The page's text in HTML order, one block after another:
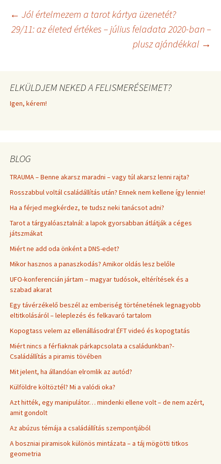
e
r
)
o
k
Bejegyzés
← Jól értelmezem a tarot kártya üzenetét?
29/11: az életed értékes – július feladata 2020-ban –
plusz ajándékkal →
ELKÜLDJEM NEKED A FELISMERÉSEIMET?
Igen, kérem!
BLOG
TRAUMA – Benne akarsz maradni – vagy túl akarsz lenni rajta?
Rosszabbul voltál családállítás után? Ennek nem kellene így lennie!
Ha a férjed megkérdez, te tudsz neki tanácsot adni?
Tarot a tárgyalóasztalnál: a lapok gyorsabban átlátják a céges
játszmákat
Miért ne add oda önként a DNS-edet?
Mikor hasznos a panaszkodás? Amikor oldás lesz belőle
UFO-konferencián jártam – magyar tudósok, eltérítések és a
szabad akarat
Egy távérzékelő beszél az emberiség történetének legnagyobb
eltitkolásáról – leleplezés és felkavaró tartalom
Kopogtass velem az ellenállásodra! ÉFT videó és kopogtatás
Miért nincs a férfiaknak párkapcsolata a családunkban?-
Családállítás a piramis tövében
Mit jelent, ha állandóan elromlik az autód?
Külföldre költöztél? Mi a valódi oka?
Azt hitték, egy manipulátor… mindenki ellene volt – de nem azért,
amit gondolt
Az abúzus témája a családállítás szempontjából
A boszniai piramisok különös mintázata – a táj mögötti titkos
geometria